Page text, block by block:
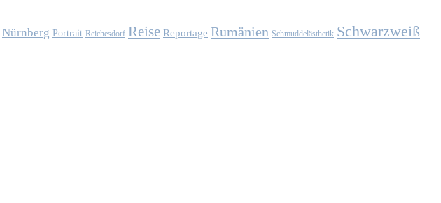
Nürnberg Portrait Reichesdorf Reise Reportage Rumänien Schmuddelästhetik Schwarzweiß